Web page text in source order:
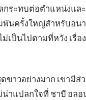
ลกระทบต่อตำแหน่งแ
พันครั้งใหญ่สำหรับอน
เป็นไปตามที่หวัง เรื่อ
ขาวอย่างมาก เขามีส่
น่าแปลกใจที่ ชาบี อลอ